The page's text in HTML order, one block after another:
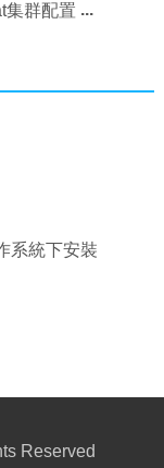
集群配置
系統下安裝
Reserved